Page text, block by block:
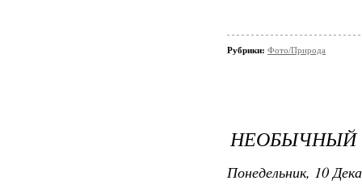
Рубрики: Фото/Природа
НЕОБЫЧНЫЙ
Понедельник, 10